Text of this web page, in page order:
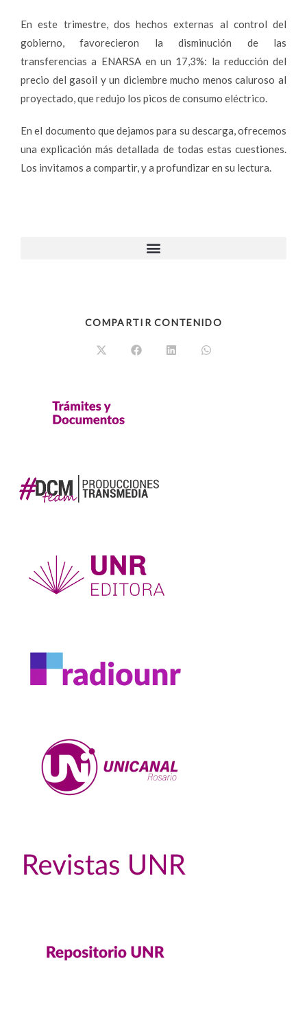
En este trimestre, dos hechos externas al control del
gobierno, favorecieron la disminución de las
transferencias a ENARSA en un 17,3%: la reducción del
precio del gasoil y un diciembre mucho menos caluroso al
proyectado, que redujo los picos de consumo eléctrico.
En el documento que dejamos para su descarga, ofrecemos
una explicación más detallada de todas estas cuestiones.
Los invitamos a compartir, y a profundizar en su lectura.
COMPARTIR CONTENIDO